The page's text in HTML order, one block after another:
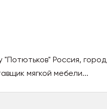
Россия, город
мягкой мебели...